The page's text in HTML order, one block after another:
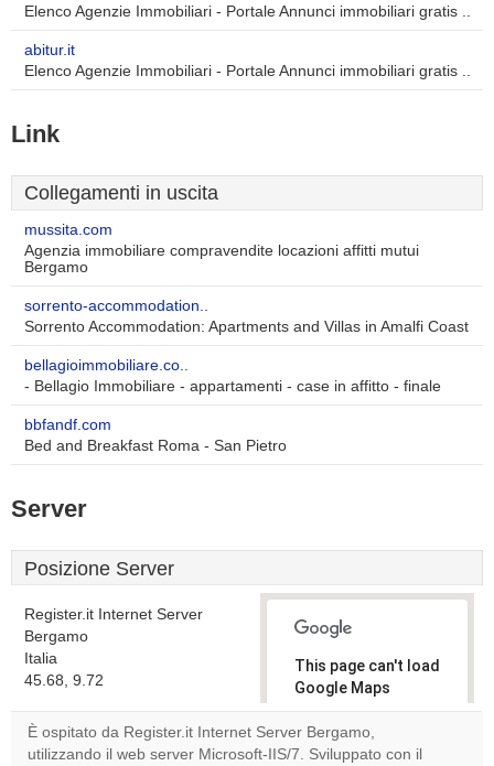
Elenco Agenzie Immobiliari - Portale Annunci immobiliari gratis ..
abitur.it
Elenco Agenzie Immobiliari - Portale Annunci immobiliari gratis ..
Link
Collegamenti in uscita
mussita.com
Agenzia immobiliare compravendite locazioni affitti mutui
Bergamo
sorrento-accommodation..
Sorrento Accommodation: Apartments and Villas in Amalfi Coast
bellagioimmobiliare.co..
- Bellagio Immobiliare - appartamenti - case in affitto - finale
bbfandf.com
Bed and Breakfast Roma - San Pietro
Server
Posizione Server
Register.it Internet Server
Bergamo
Italia
45.68, 9.72
This page can't load
Google Maps
correctly.
Do you
È ospitato da Register.it Internet Server Bergamo,
utilizzando il web server Microsoft-IIS/7. Sviluppato con il